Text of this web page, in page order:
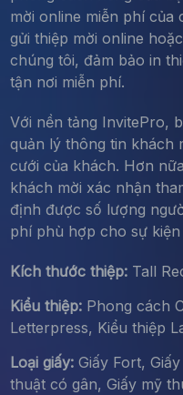
mời online miễn phí của
gửi thiệp mời online
chúng tôi, đảm bảo in
tận nơi miễn phí.
Với nền tảng InvitePro,
quản lý thông tin khách
cưới của khách. Hơn
khách mời xác nhận
định được số lượng
phí phù hợp cho sự kiện
Kích thước thiệp:Tall
Kiểu thiệp:Phong cách
Letterpress, Kiểu thiệp
Loại giấy:Giấy Fort,
thuật có gân, Giấy mỹ